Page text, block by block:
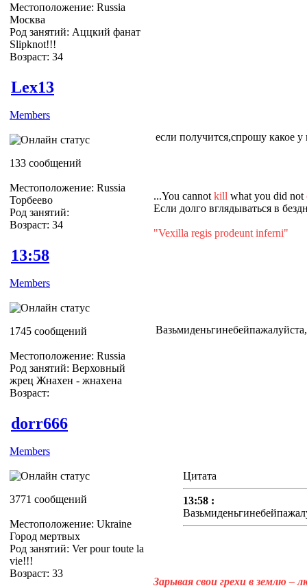
Местоположение: Russia
Москва
Род занятий: Аццкий фанат
Slipknot!!!
Возраст: 34
Lex13
Members
133 сообщений
Местоположение: Russia
Торбеево
Род занятий:
Возраст: 34
если получится,спрошу какое
...You cannot kill what you did not
Если долго вглядываться в
"Vexilla regis prodeunt inferni"
13:58
Members
1745 сообщений
Местоположение: Russia
Род занятий: Верховный
жрец Жнахен - жнахена
Возраст:
dorr666
Members
3771 сообщений
Местоположение: Ukraine
Город мертвых
Род занятий: Ver pour toute la
vie!!!
Возраст: 33
Цитата
13:58 :
Зарывая свои грехи в землю –